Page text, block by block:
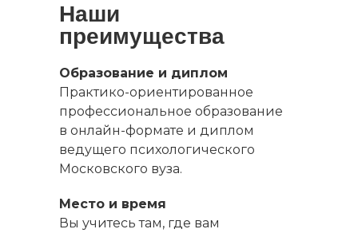
Наши
преимущества
Образование и диплом
Практико-ориентированное
профессиональное образование
в онлайн-формате и диплом
ведущего психологического
Московского вуза.
Место и время
Вы учитесь там, где вам